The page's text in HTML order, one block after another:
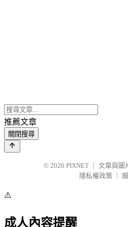
推薦文章
關閉搜尋
© 2026 PIXNET
文章與圖
隱私權政策
⚠️
成人內容提醒